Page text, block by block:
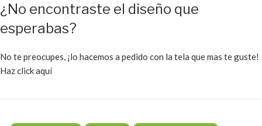
¿No encontraste el diseño que
esperabas?
No te preocupes, ¡lo hacemos a pedido con la tela que mas te guste!
Haz click aquí